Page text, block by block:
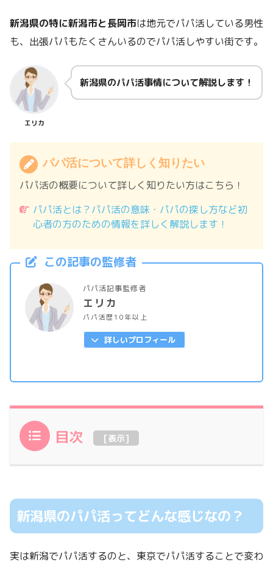
新潟県の特に新潟市と長岡市は地元でパパ活している男性
も、出張パパもたくさんいるのでパパ活しやすい街です。
エリカ
新潟県のパパ活事情について解説します！
パパ活について詳しく知りたい
パパ活の概要について詳しく知りたい方はこちら！
パパ活とは？パパ活の意味・パパの探し方など初
心者の方のための情報を詳しく解説します！
この記事の監修者
パパ活記事監修者
エリカ
パパ活歴10年以上
詳しいプロフィール
目次 [表示]
新潟県のパパ活ってどんな感じなの？
実は新潟でパパ活するのと、東京でパパ活することで変わ